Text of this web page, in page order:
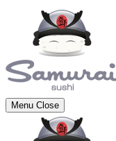
Menu Close